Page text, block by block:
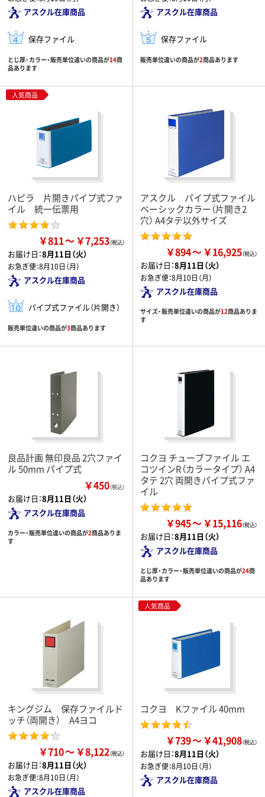
アスクル在庫商品
保存ファイル
とじ厚・カラー・販売単位違いの商品が14商
品あります
アスクル在庫商品
保存ファイル
販売単位違いの商品が2商品あります
人気商品
ハピラ 片開きパイプ式ファ
イル 統一伝票用
￥811 ￥7,253
お届け日：8月11日（火）
お急ぎ便：8月10日（月）
アスクル在庫商品
パイプ式ファイル（片開き）
販売単位違いの商品が3商品あります
アスクル パイプ式ファイル
ベーシックカラー（片開き2
穴） A4タテ以外サイズ
￥894 ￥16,925
お届け日：8月11日（火）
お急ぎ便：8月10日（月）
アスクル在庫商品
サイズ・販売単位違いの商品が12商品ありま
す
良品計画 無印良品 2穴ファイ
ル 50mm パイプ式
￥450（税込）
お届け日：8月11日（火）
アスクル在庫商品
カラー・販売単位違いの商品が2商品ありま
す
コクヨ チューブファイル エ
コツインR（カラータイプ） A4
タテ 2穴 両開きパイプ式ファ
イル
￥945 ￥15,116
お届け日：8月11日（火）
アスクル在庫商品
とじ厚・カラー・販売単位違いの商品が24商
品あります
キングジム 保存ファイルド
ッチ（両開き） A4ヨコ
￥710 ￥8,122
お届け日：8月11日（火）
お急ぎ便：8月10日（月）
アスクル在庫商品
人気商品
コクヨ Kファイル 40mm
￥739 ￥41,908
お届け日：8月11日（火）
お急ぎ便：8月10日（月）
アスクル在庫商品